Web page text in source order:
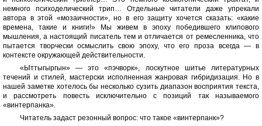
немного психоделический трип… Отдельные читатели даже упрекали
автора в этой «мозаичности», но в его защиту хочется сказать: «какие
времена, такие и книги!» Мы живем в эпоху победившего клипового
мышления, а настоящий писатель тем и отличается от ремесленника, что
пытается творчески осмыслить свою эпоху, что его проза всегда — в
контексте окружающей действительности.
«Ыттыгыргын» — это «пэчворк», лоскутное шитье литературных
течений и стилей, мастерски исполненная жанровая гибридизация. Но в
нашей заметке хотелось бы несколько сузить диапазон восприятия текста,
и рассмотреть повесть исключительно с позиций так называемого
«винтерпанка».
Читатель задаст резонный вопрос: что такое «винтерпанк»?